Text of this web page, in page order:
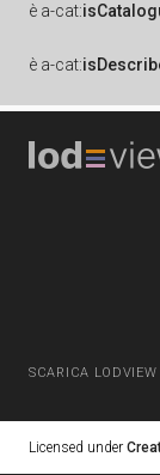
è a-cat:
è a-cat:
SCARICA
Licensed under